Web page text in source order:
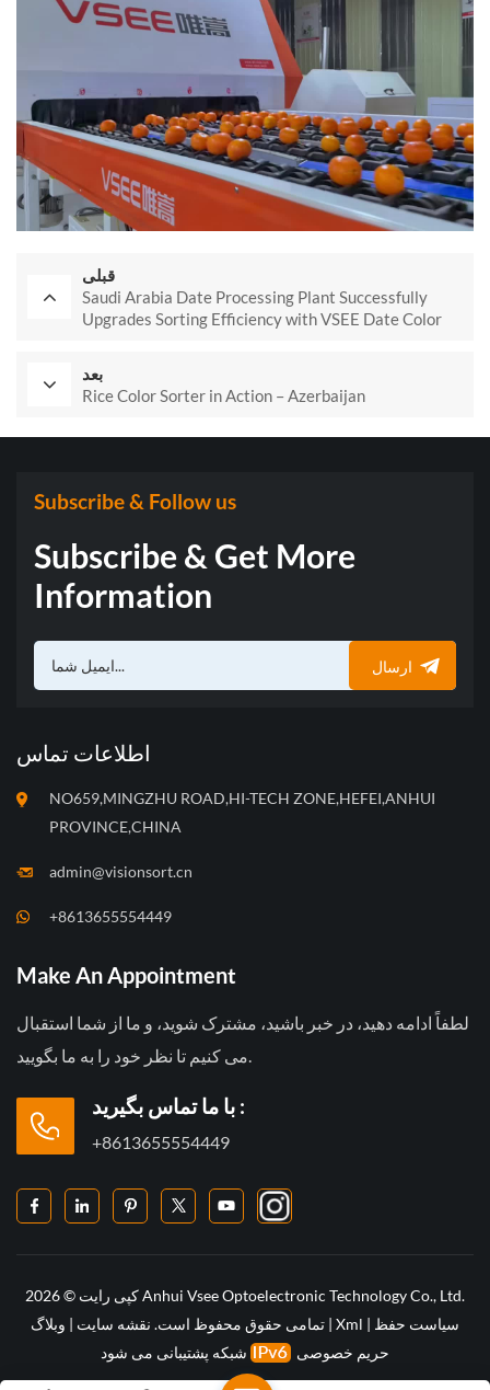
قبلی
Saudi Arabia Date Processing Plant Successfully
Upgrades Sorting Efficiency with VSEE Date Color
بعد
Rice Color Sorter in Action – Azerbaijan
Subscribe & Follow us
Subscribe & Get More
Information
ارسال
اطلاعات تماس
NO659,MINGZHU ROAD,HI-TECH ZONE,HEFEI,ANHUI
PROVINCE,CHINA
admin@visionsort.cn
+8613655554449
Make An Appointment
لطفاً ادامه دهید، در خبر باشید، مشترک شوید، و ما از شما استقبال
می کنیم تا نظر خود را به ما بگویید.
با ما تماس بگیرید :
+8613655554449
کپی رایت © 2026 Anhui Vsee Optoelectronic Technology Co., Ltd.
تمامی حقوق محفوظ است. نقشه سایت | وبلاگ | Xml | سیاست حفظ
حریم خصوصی
شبکه پشتیبانی می شود